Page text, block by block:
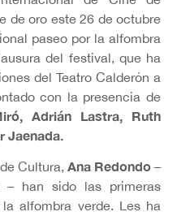
de oro este 26 de octubre
paseo por la alfombra
del festival, que ha
del Teatro Calderón a
con la presencia de
Adrián Lastra, Ruth
Jaenada.
Cultura, Ana Redondo –
– han sido las primeras
alfombra verde. Les ha